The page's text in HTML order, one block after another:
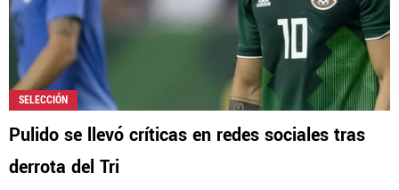
SELECCIÓN
Pulido se llevó críticas en redes sociales tras
derrota del Tri